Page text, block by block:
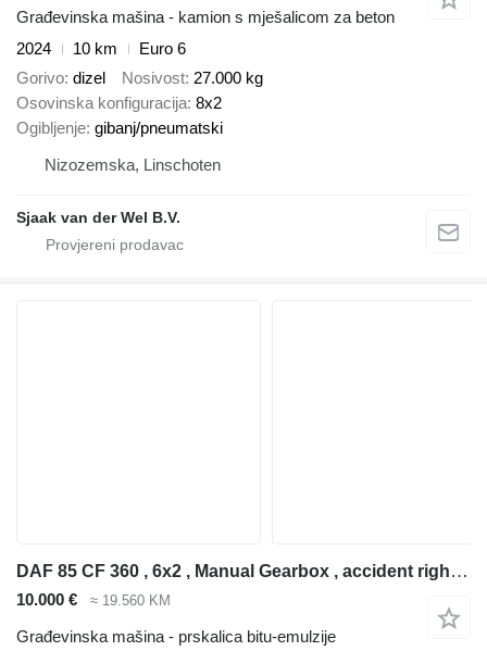
Građevinska mašina - kamion s mješalicom za beton
2024
10 km
Euro 6
Gorivo dizel Nosivost 27.000 kg
Osovinska konfiguracija 8x2
Ogibljenje gibanj/pneumatski
Nizozemska, Linschoten
Sjaak van der Wel B.V.
DAF 85 CF 360 , 6x2 , Manual Gearbox , accident right side , drives
10.000 € ≈ 19.560 KM
Građevinska mašina - prskalica bitu-emulzije